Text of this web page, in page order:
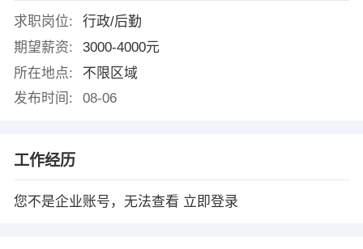
求职岗位:
行政/后勤
期望薪资:
3000-4000元
所在地点:
不限区域
发布时间:
08-06
工作经历
您不是企业账号，无法查看 立即登录